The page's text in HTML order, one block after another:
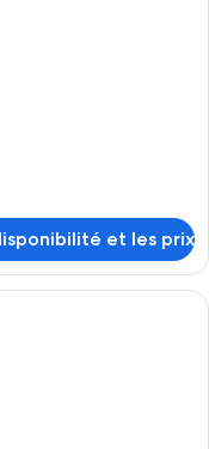
et les prix
dotée d'une grande